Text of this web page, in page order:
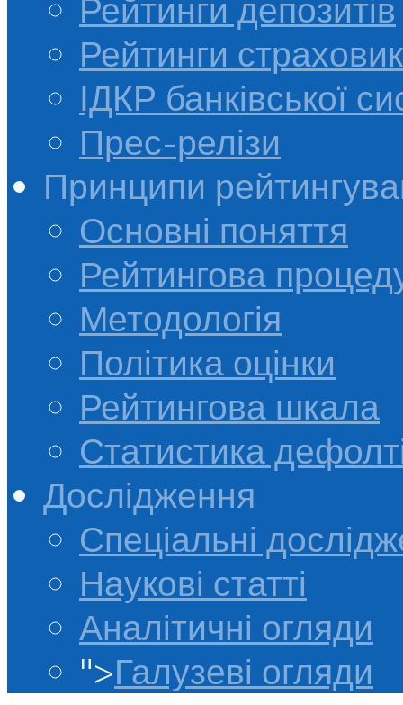
Рейтинги депозитів
Рейтинги
ІДКР банківської
Прес-релізи
Принципи
Основні поняття
Рейтингова
Методологія
Політика оцінки
Рейтингова шкала
Статистика
Дослідження
Спеціальні
Наукові статті
Аналітичні огляди
">Галузеві огляди